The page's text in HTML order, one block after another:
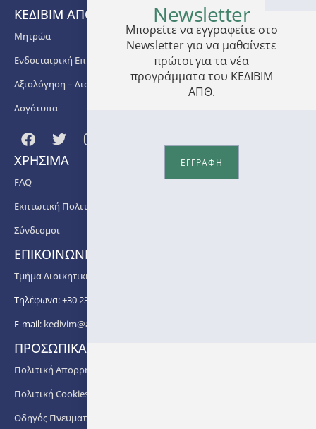
ΚΕΔΙΒΙΜ ΑΠΘ
Μητρώα
Ενδοεταιρική Επιμόρφωση
Αξιολόγηση – Διασφάλιση Ποιότητας
Λογότυπα
ΧΡΗΣΙΜΑ
FAQ
Εκπτωτική Πολιτική
Σύνδεσμοι
ΕΠΙΚΟΙΝΩΝΙΑ
Τμήμα Διοικητικής Υποστήριξης ΚΕΔΙΒΙΜ ΑΠΘ
Τηλέφωνα: +30 2310 99 67 -76, -88, -82, -83, -81
E-mail: kedivim@auth.gr
ΠΡΟΣΩΠΙΚΑ ΔΕΔΟΜΕΝΑ
Πολιτική Απορρήτου
Πολιτική Cookies
Οδηγός Πνευματικής Ιδιοκτησίας ΑΠΘ
Newsletter
Μπορείτε να εγγραφείτε στο
Newsletter για να μαθαίνετε
πρώτοι για τα νέα
προγράμματα του ΚΕΔΙΒΙΜ
ΑΠΘ.
ΕΓΓΡΑΦΗ